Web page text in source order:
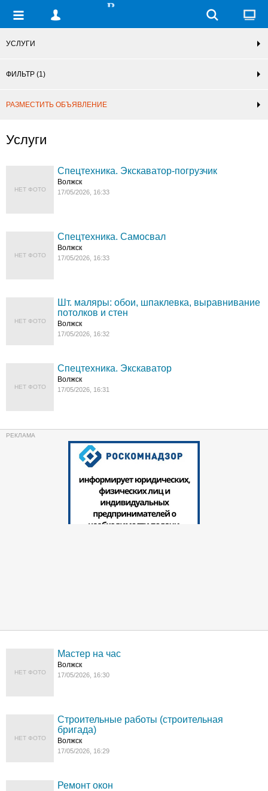
УСЛУГИ
ФИЛЬТР (1)
РАЗМЕСТИТЬ ОБЪЯВЛЕНИЕ
Услуги
НЕТ ФОТО
Спецтехника. Экскаватор-погрузчик
Волжск
17/05/2026, 16:33
НЕТ ФОТО
Спецтехника. Самосвал
Волжск
17/05/2026, 16:33
НЕТ ФОТО
Шт. маляры: обои, шпаклевка, выравнивание
потолков и стен
Волжск
17/05/2026, 16:32
НЕТ ФОТО
Спецтехника. Экскаватор
Волжск
17/05/2026, 16:31
НЕТ ФОТО
Мастер на час
Волжск
17/05/2026, 16:30
НЕТ ФОТО
Строительные работы (строительная
бригада)
Волжск
17/05/2026, 16:29
Ремонт окон